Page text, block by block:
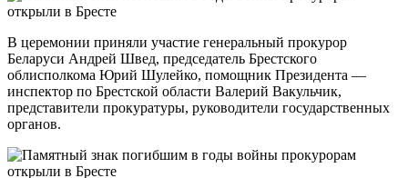
В церемонии приняли участие генеральный прокурор
Беларуси Андрей Швед, председатель Брестского
облисполкома Юрий Шулейко, помощник Президента —
инспектор по Брестской области Валерий Вакульчик,
представители прокуратуры, руководители государственных
органов.